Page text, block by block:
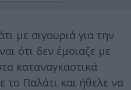
με σιγουριά για την
ότι δεν έμοιαζε με
καταναγκαστικά
το Παλάτι και ήθελε να